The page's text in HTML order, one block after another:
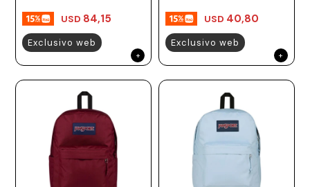
USD 84,15
Exclusivo web
USD 40,80
Exclusivo web